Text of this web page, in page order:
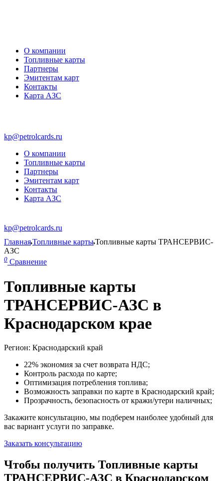
О компании
Топливные карты
Партнеры
Эмитентам карт
Контакты
Карта АЗС
kp@petrolcards.ru
О компании
Топливные карты
Партнеры
Эмитентам карт
Контакты
Карта АЗС
kp@petrolcards.ru
ГлавнаяТопливные картыТопливные карты ТРАНСЕРВИС-
АЗС
0 Сравнение
Топливные карты
ТРАНСЕРВИС-АЗС в
Краснодарском крае
Регион: Краснодарский край
22% экономия за счет возврата НДС;
Контроль расхода по карте;
Оптимизация потребления топлива;
Возможность заправки по карте в Краснодарский край;
Прозрачность, безопасность от кражи/утери наличных;
Закажите консультацию, мы подберем наиболее удобный для
вас вариант услуги по заправке.
Заказать консультацию
Чтобы получить Топливные карты
ТРАНСЕРВИС-АЗС в Краснодарском